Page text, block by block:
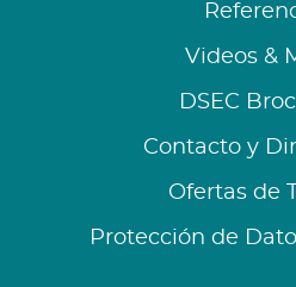
Videos &
DSEC
Contacto y
Ofertas de
Protección de